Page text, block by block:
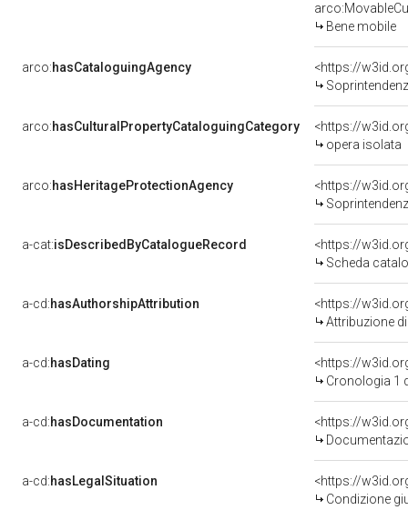
Bene mobile
arco:hasCataloguingAgency
<https://
arco:hasCulturalPropertyCataloguingCategory
<https://
opera isolata
arco:hasHeritageProtectionAgency
<https://
a-cat:isDescribedByCatalogueRecord
<https://
Scheda
a-cd:hasAuthorshipAttribution
Attribuzione
a-cd:hasDating
<https://
Cronologia 1
a-cd:hasDocumentation
a-cd:hasLegalSituation
Condizione